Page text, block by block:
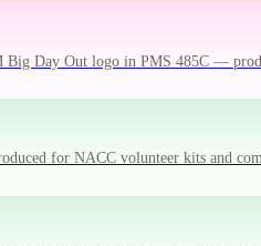
Big Day Out logo in PMS 485C —
for NACC volunteer kits and